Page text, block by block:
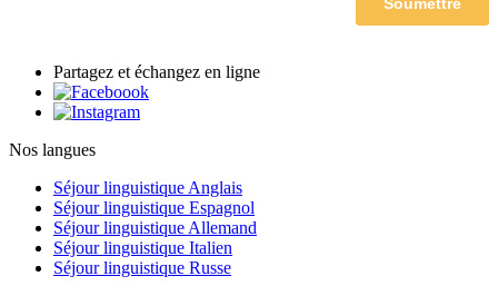
Partagez et échangez en ligne
Nos langues
Séjour linguistique Anglais
Séjour linguistique Espagnol
Séjour linguistique Allemand
Séjour linguistique Italien
Séjour linguistique Russe